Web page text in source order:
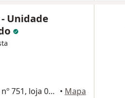
- Unidade
Av. João César de Oliveira, nº 751, loja 05, Belo Horizonte • Mapa